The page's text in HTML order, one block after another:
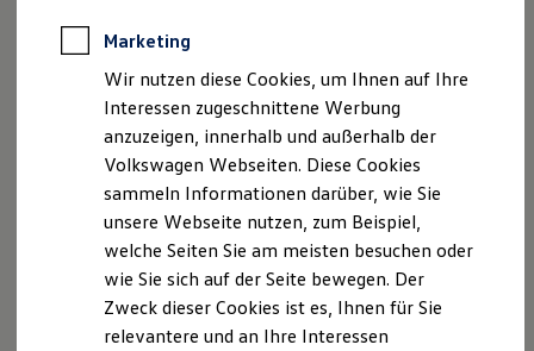
Software, Konnektivität & Apps
California App
VW Connect für Ihren ID. Buzz
VW Connect für Ihren Transporter/Caravelle
VW Connect für Ihren Amarok
VW Connect für andere Modelle
Connect Pro
Fleet Interface Data
Multistop Pathfinder
Übersicht Software Updates
Hilfreiches für Besitzer
Fahrerassistenz- und Sicherheitssysteme
Kontrollleuchten
Kurzfahrprofile und Ölverdünnung
verarbeitete personenbezogene Daten im Folgenden
näher erläutern möchten. Bei der Datenverarbeitung
im Zusammenhang mit unserer Webseite unterstützt
uns die Volkswagen Deutschland GmbH und Co. KG als
Auftragsverarbeiter. Die Volkswagen Deutschland
GmbH & Co. KG setzt ihrerseits als
Unterauftragnehmer die Volkswagen AG ein, die
wiederum Salesforce.com einsetzt. Dabei kann eine
Marketing
Wir nutzen diese Cookies, um Ihnen auf Ihre
Interessen zugeschnittene Werbung
anzuzeigen, innerhalb und außerhalb der
Volkswagen Webseiten. Diese Cookies
sammeln Informationen darüber, wie Sie
unsere Webseite nutzen, zum Beispiel,
welche Seiten Sie am meisten besuchen oder
wie Sie sich auf der Seite bewegen. Der
Zweck dieser Cookies ist es, Ihnen für Sie
relevantere und an Ihre Interessen